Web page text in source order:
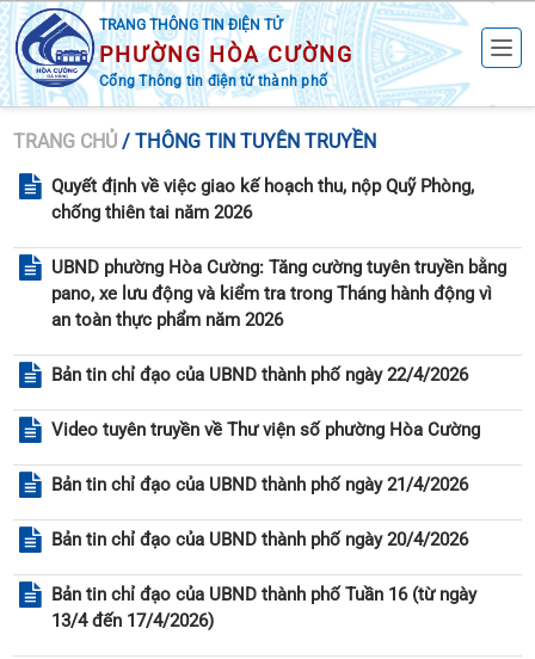
TRANG THÔNG TIN ĐIỆN TỬ
PHƯỜNG HÒA CƯỜNG
Cổng Thông tin điện tử thành phố
TRANG CHỦ / THÔNG TIN TUYÊN TRUYỀN
Quyết định về việc giao kế hoạch thu, nộp Quỹ Phòng,
chống thiên tai năm 2026
UBND phường Hòa Cường: Tăng cường tuyên truyền bằng
pano, xe lưu động và kiểm tra trong Tháng hành động vì
an toàn thực phẩm năm 2026
Bản tin chỉ đạo của UBND thành phố ngày 22/4/2026
Video tuyên truyền về Thư viện số phường Hòa Cường
Bản tin chỉ đạo của UBND thành phố ngày 21/4/2026
Bản tin chỉ đạo của UBND thành phố ngày 20/4/2026
Bản tin chỉ đạo của UBND thành phố Tuần 16 (từ ngày
13/4 đến 17/4/2026)